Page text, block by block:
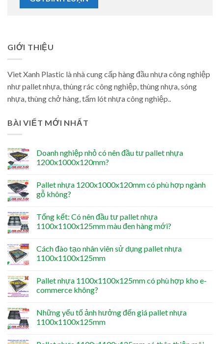
GIỚI THIỆU
Viet Xanh Plastic là nhà cung cấp hàng đầu nhựa công nghiệp
như pallet nhựa, thùng rác công nghiệp, thùng nhựa, sóng
nhựa, thùng chở hàng, tấm lót nhựa công nghiệp..
BÀI VIẾT MỚI NHẤT
Doanh nghiệp nhỏ có nên đầu tư pallet nhựa
1200x1000x120mm?
Pallet nhựa 1200x1000x120mm có phù hợp ngành
gỗ không?
Tổng kết: Có nên đầu tư pallet nhựa
1100x1100x125mm màu đen hàng mới?
Cách đào tạo nhân viên sử dụng pallet nhựa
1100x1100x125mm
Pallet nhựa 1100x1100x125mm có phù hợp kho e-
commerce không?
Những yếu tố ảnh hưởng đến giá pallet nhựa
1100x1100x125mm